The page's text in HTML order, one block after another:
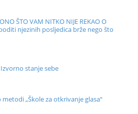
ŠTO VAM NITKO NIJE REKAO O
njezinih posljedica brže nego što
stanje sebe
„Škole za otkrivanje glasa“